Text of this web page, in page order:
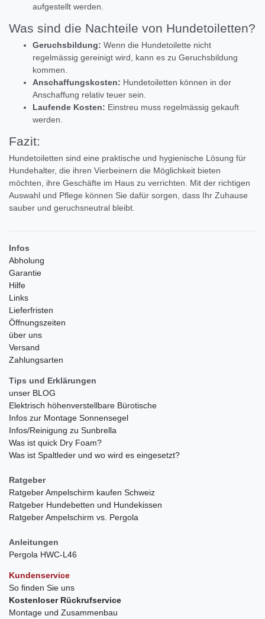
aufgestellt werden.
Was sind die Nachteile von Hundetoiletten?
Geruchsbildung: Wenn die Hundetoilette nicht
regelmässig gereinigt wird, kann es zu Geruchsbildung
kommen.
Anschaffungskosten: Hundetoiletten können in der
Anschaffung relativ teuer sein.
Laufende Kosten: Einstreu muss regelmässig gekauft
werden.
Fazit:
Hundetoiletten sind eine praktische und hygienische Lösung für
Hundehalter, die ihren Vierbeinern die Möglichkeit bieten
möchten, ihre Geschäfte im Haus zu verrichten. Mit der richtigen
Auswahl und Pflege können Sie dafür sorgen, dass Ihr Zuhause
sauber und geruchsneutral bleibt.
Infos
Abholung
Garantie
Hilfe
Links
Lieferfristen
Öffnungszeiten
über uns
Versand
Zahlungsarten
Tips und Erklärungen
unser BLOG
Elektrisch höhenverstellbare Bürotische
Infos zur Montage Sonnensegel
Infos/Reinigung zu Sunbrella
Was ist quick Dry Foam?
Was ist Spaltleder und wo wird es eingesetzt?
Ratgeber
Ratgeber Ampelschirm kaufen Schweiz
Ratgeber Hundebetten und Hundekissen
Ratgeber Ampelschirm vs. Pergola
Anleitungen
Pergola HWC-L46
Kundenservice
So finden Sie uns
Kostenloser Rückrufservice
Montage und Zusammenbau